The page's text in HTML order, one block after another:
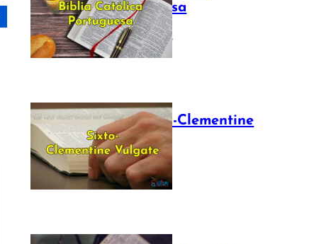
Portuguesa
July 16, 2025
The Sixto-Clementine
Vulgate
July 12, 2025